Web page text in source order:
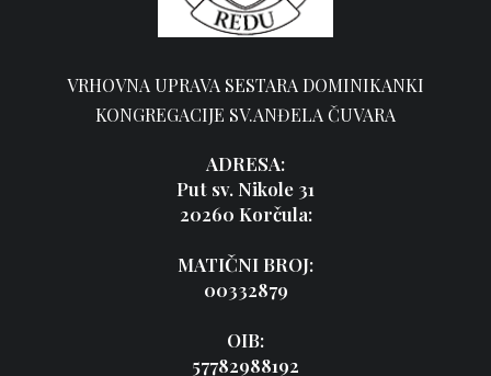
VRHOVNA UPRAVA SESTARA DOMINIKANKI
KONGREGACIJE SV.ANĐELA ČUVARA
ADRESA:
Put sv. Nikole 31
20260 Korčula:
MATIČNI BROJ:
00332879
OIB:
57782988192